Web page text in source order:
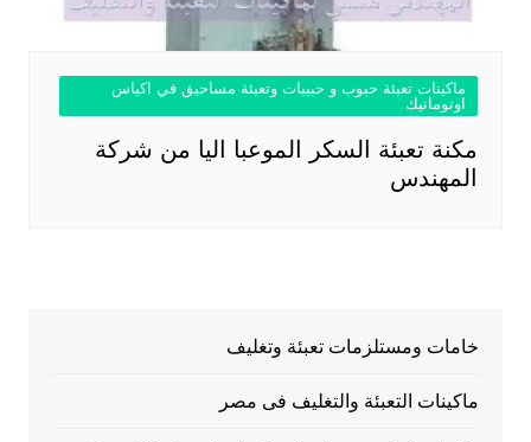
ماكينات تعبئة حبوب و حبيبات وتعبئة مساحيق في اكياس
اوتوماتيك
مكنة تعبئة السكر الموعبا اليا من شركة
المهندس
خامات ومستلزمات تعبئة وتغليف
ماكينات التعبئة والتغليف فى مصر